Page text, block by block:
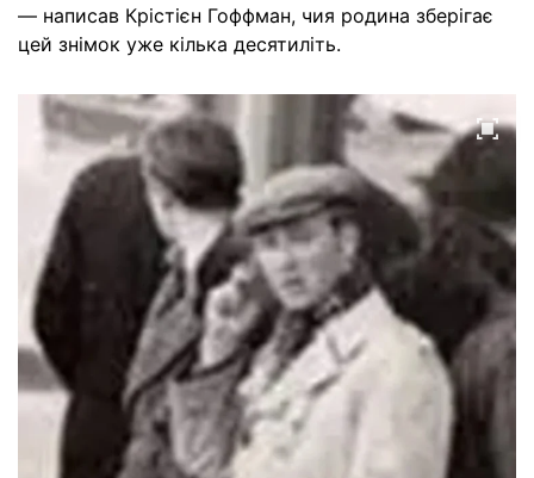
— написав Крістієн Гоффман, чия родина зберігає
цей знімок уже кілька десятиліть.